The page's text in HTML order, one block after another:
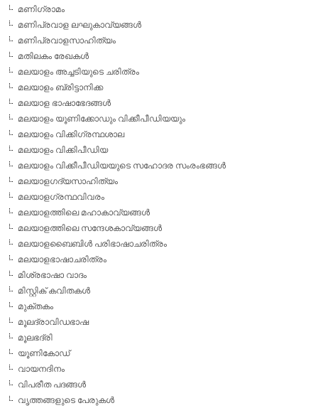
മണിഗ്രാമം
മണിപ്രവാള ലഘുകാവ്യങ്ങള്‍
മണിപ്രവാളസാഹിത്യം
മതിലകം രേഖകള്‍
മലയാളം അച്ചടിയുടെ ചരിത്രം
മലയാളം ബ്രിട്ടാനിക്ക
മലയാള ഭാഷാഭേദങ്ങള്‍
മലയാളം യൂണിക്കോഡും വിക്കീപീഡിയയും
മലയാളം വിക്കിഗ്രന്ഥശാല
മലയാളം വിക്കിപീഡിയ
മലയാളം വിക്കീപീഡിയയുടെ സഹോദര സംരംഭങ്ങള്‍
മലയാളഗദ്യസാഹിത്യം
മലയാളഗ്രന്ഥവിവരം
മലയാളത്തിലെ മഹാകാവ്യങ്ങള്‍
മലയാളത്തിലെ സന്ദേശകാവ്യങ്ങള്‍
മലയാളബൈബിള്‍ പരിഭാഷാചരിത്രം
മലയാളഭാഷാചരിത്രം
മിശ്രഭാഷാ വാദം
മിസ്റ്റിക് കവിതകള്‍
മുക്തകം
മൂലദ്രാവിഡഭാഷ
മൂലഭദ്രി
യൂണികോഡ്
വായനദിനം
വിപരീത പദങ്ങള്‍
വൃത്തങ്ങളുടെ പേരുകള്‍